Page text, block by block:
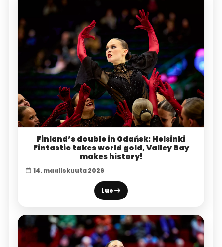
Finland’s double in Gdańsk: Helsinki
Fintastic takes world gold, Valley Bay
makes history!
14. maaliskuuta 2026
Lue